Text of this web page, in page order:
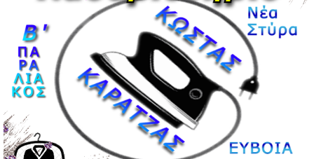
Ηνωμένα Αραβικά Εμιράτα: Αίρουν τους περιορισμούς
στον εναέριο χώρο
02/05/2026 | 17:16
Η Αθηνά Λινού αφήνει ανοιχτό το ενδεχόμενο ένταξης
στον νέο πολιτικό φορέα Τσίπρα
02/05/2026 | 17:01
Αταμάν: Κανείς δεν έχει δικαίωμα να μιλά για τον πρόεδρο
και την οικογένειά του
02/05/2026 | 15:59